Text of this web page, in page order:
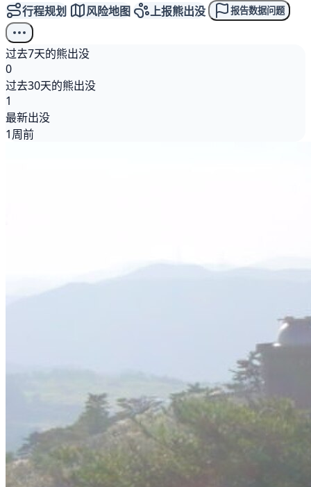
行程规划 风险地图 上报熊出没 报告数据问题
过去7天的熊出没
0
过去30天的熊出没
1
最新出没
1周前